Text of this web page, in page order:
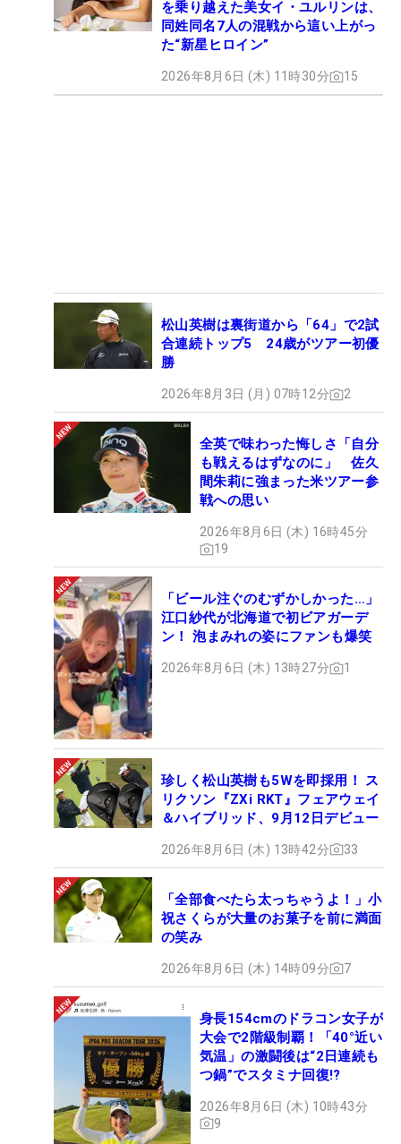
を乗り越えた美女イ・ユルリンは、
同姓同名7人の混戦から這い上がっ
た“新星ヒロイン”
2026年8月6日 (木) 11時30分 15
松山英樹は裏街道から「64」で2試
合連続トップ5 24歳がツアー初優
勝
2026年8月3日 (月) 07時12分 2
全英で味わった悔しさ「自分
も戦えるはずなのに」 佐久
間朱莉に強まった米ツアー参
戦への思い
2026年8月6日 (木) 16時45分
19
「ビール注ぐのむずかしかった…」
江口紗代が北海道で初ビアガーデ
ン！ 泡まみれの姿にファンも爆笑
2026年8月6日 (木) 13時27分 1
珍しく松山英樹も5Wを即採用！ ス
リクソン『ZXi RKT』フェアウェイ
＆ハイブリッド、9月12日デビュー
2026年8月6日 (木) 13時42分 33
「全部食べたら太っちゃうよ！」小
祝さくらが大量のお菓子を前に満面
の笑み
2026年8月6日 (木) 14時09分 7
身長154cmのドラコン女子が
大会で2階級制覇！「40°近い
気温」の激闘後は“2日連続も
つ鍋”でスタミナ回復!?
2026年8月6日 (木) 10時43分
9